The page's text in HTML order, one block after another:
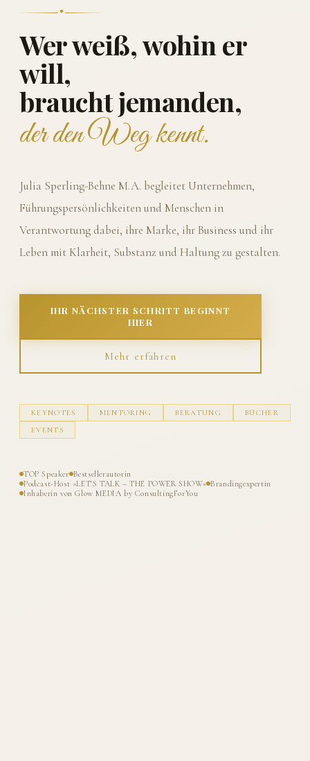
Wer weiß, wohin er
will,
braucht jemanden,
der den Weg kennt.
Julia Sperling-Behne M.A. begleitet Unternehmen,
Führungspersönlichkeiten und Menschen in
Verantwortung dabei, ihre Marke, ihr Business und ihr
Leben mit Klarheit, Substanz und Haltung zu gestalten.
IHR NÄCHSTER SCHRITT BEGINNT
HIER
Mehr erfahren
KEYNOTES MENTORING BERATUNG
BÜCHER
EVENTS
TOP Speaker Bestsellerautorin
Podcast-Host »LET'S TALK – THE POWER SHOW« Brandingexpertin
Inhaberin von Glow MEDIA by ConsultingForYou